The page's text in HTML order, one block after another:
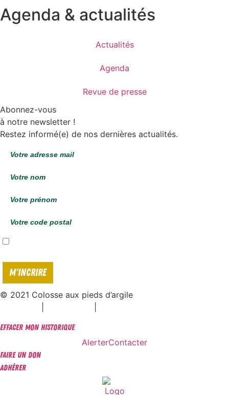
Agenda & actualités
Actualités
Agenda
Revue de presse
Abonnez-vous
à notre newsletter !
Restez informé(e) de nos dernières actualités.
© 2021 Colosse aux pieds d’argile
Effacer mon historique
AlerterContacter
Faire un don
Adhérer